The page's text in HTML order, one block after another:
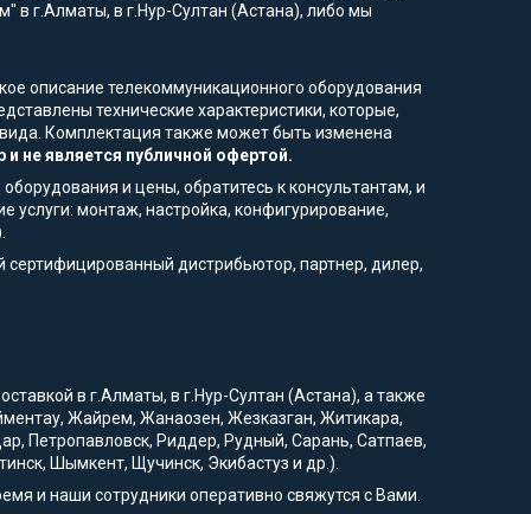
в г.Алматы, в г.Нур-Султан (Астана), либо мы
описание телекоммуникационного оборудования
технические характеристики, которые,
Комплектация также может быть изменена
не является публичной офертой.
и цены, обратитесь к консультантам, и
монтаж, настройка, конфигурирование,
.
дистрибьютор, партнер, дилер,
в г.Алматы, в г.Нур-Султан (Астана), а также
Жайрем, Жанаозен, Жезказган, Житикара,
Петропавловск, Риддер, Рудный, Сарань, Сатпаев,
Шымкент, Щучинск, Экибастуз и др.).
и наши сотрудники оперативно свяжутся с Вами.